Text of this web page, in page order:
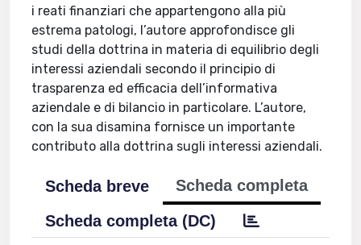
i reati finanziari che appartengono alla più
estrema patologi, l’autore approfondisce gli
studi della dottrina in materia di equilibrio degli
interessi aziendali secondo il principio di
trasparenza ed efficacia dell’informativa
aziendale e di bilancio in particolare. L’autore,
con la sua disamina fornisce un importante
contributo alla dottrina sugli interessi aziendali.
Scheda breve
Scheda completa
Scheda completa (DC)